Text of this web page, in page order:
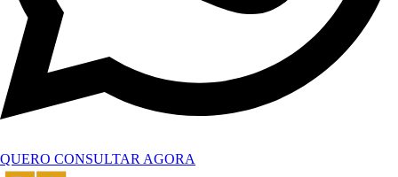
QUERO CONSULTAR AGORA